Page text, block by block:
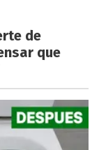
de
que